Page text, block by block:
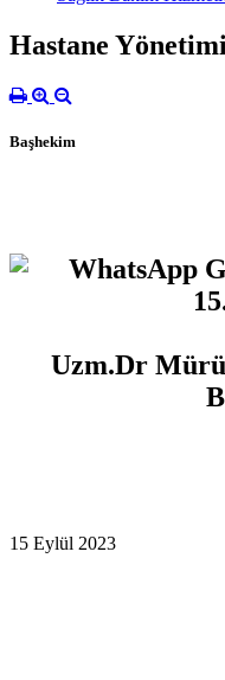
Hastane Yönetimi
Başhekim
Uzm.Dr
15 Eylül 2023